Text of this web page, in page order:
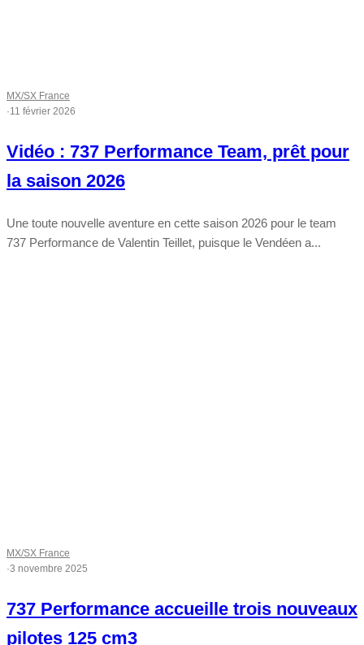
MX/SX France
·11 février 2026
Vidéo : 737 Performance Team, prêt pour
la saison 2026
Une toute nouvelle aventure en cette saison 2026 pour le team
737 Performance de Valentin Teillet, puisque le Vendéen a...
MX/SX France
·3 novembre 2025
737 Performance accueille trois nouveaux
pilotes 125 cm3